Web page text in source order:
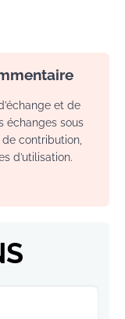
et de
échanges sous
contribution,
d’utilisation.